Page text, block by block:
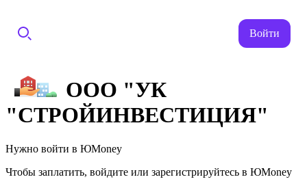
Войти
ООО "УК
"СТРОЙИНВЕСТИЦИЯ"
Нужно войти в ЮMoney
Чтобы заплатить, войдите или зарегистрируйтесь в ЮMoney